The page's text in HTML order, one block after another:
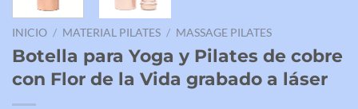
INICIO / MATERIAL PILATES / MASSAGE PILATES
Botella para Yoga y Pilates de cobre
con Flor de la Vida grabado a láser